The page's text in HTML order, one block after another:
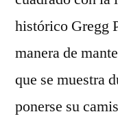
histórico Gregg
manera de
que se muestra
ponerse su